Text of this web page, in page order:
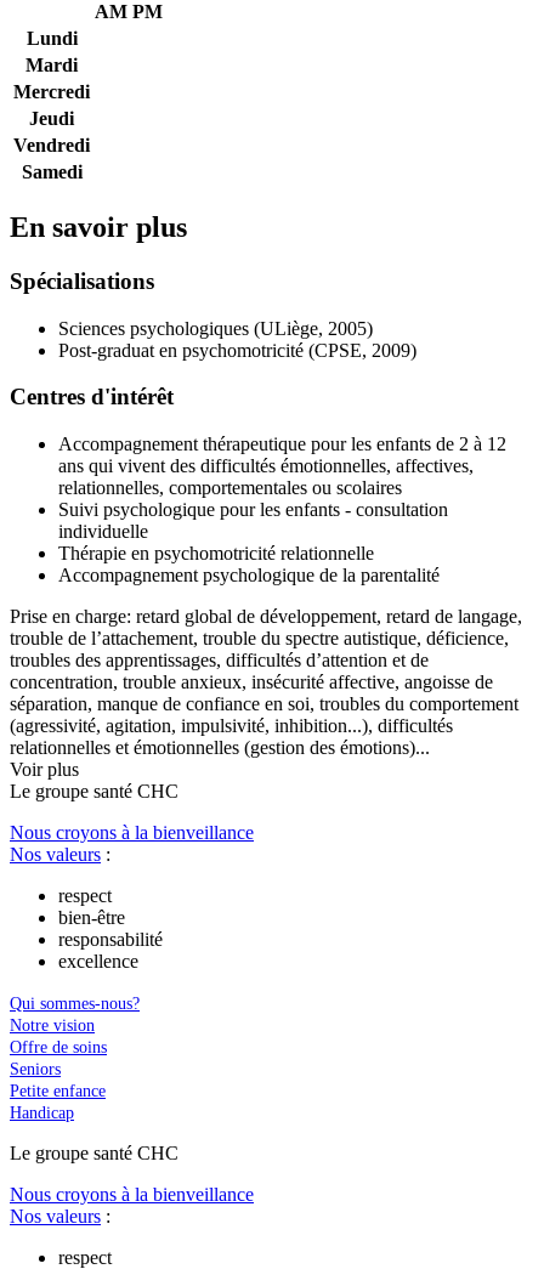
AM PM
Lundi
Mardi
Mercredi
Jeudi
Vendredi
Samedi
En savoir plus
Spécialisations
Sciences psychologiques (ULiège, 2005)
Post-graduat en psychomotricité (CPSE, 2009)
Centres d'intérêt
Accompagnement thérapeutique pour les enfants de 2 à 12
ans qui vivent des difficultés émotionnelles, affectives,
relationnelles, comportementales ou scolaires
Suivi psychologique pour les enfants - consultation
individuelle
Thérapie en psychomotricité relationnelle
Accompagnement psychologique de la parentalité
Prise en charge: retard global de développement, retard de langage,
trouble de l’attachement, trouble du spectre autistique, déficience,
troubles des apprentissages, difficultés d’attention et de
concentration, trouble anxieux, insécurité affective, angoisse de
séparation, manque de confiance en soi, troubles du comportement
(agressivité, agitation, impulsivité, inhibition...), difficultés
relationnelles et émotionnelles (gestion des émotions)...
Voir plus
Le groupe santé CHC
Nous croyons à la bienveillance
Nos valeurs :
respect
bien-être
responsabilité
excellence
Qui sommes-nous?
Notre vision
Offre de soins
Seniors
Petite enfance
Handicap
Le groupe santé CHC
Nous croyons à la bienveillance
Nos valeurs :
respect